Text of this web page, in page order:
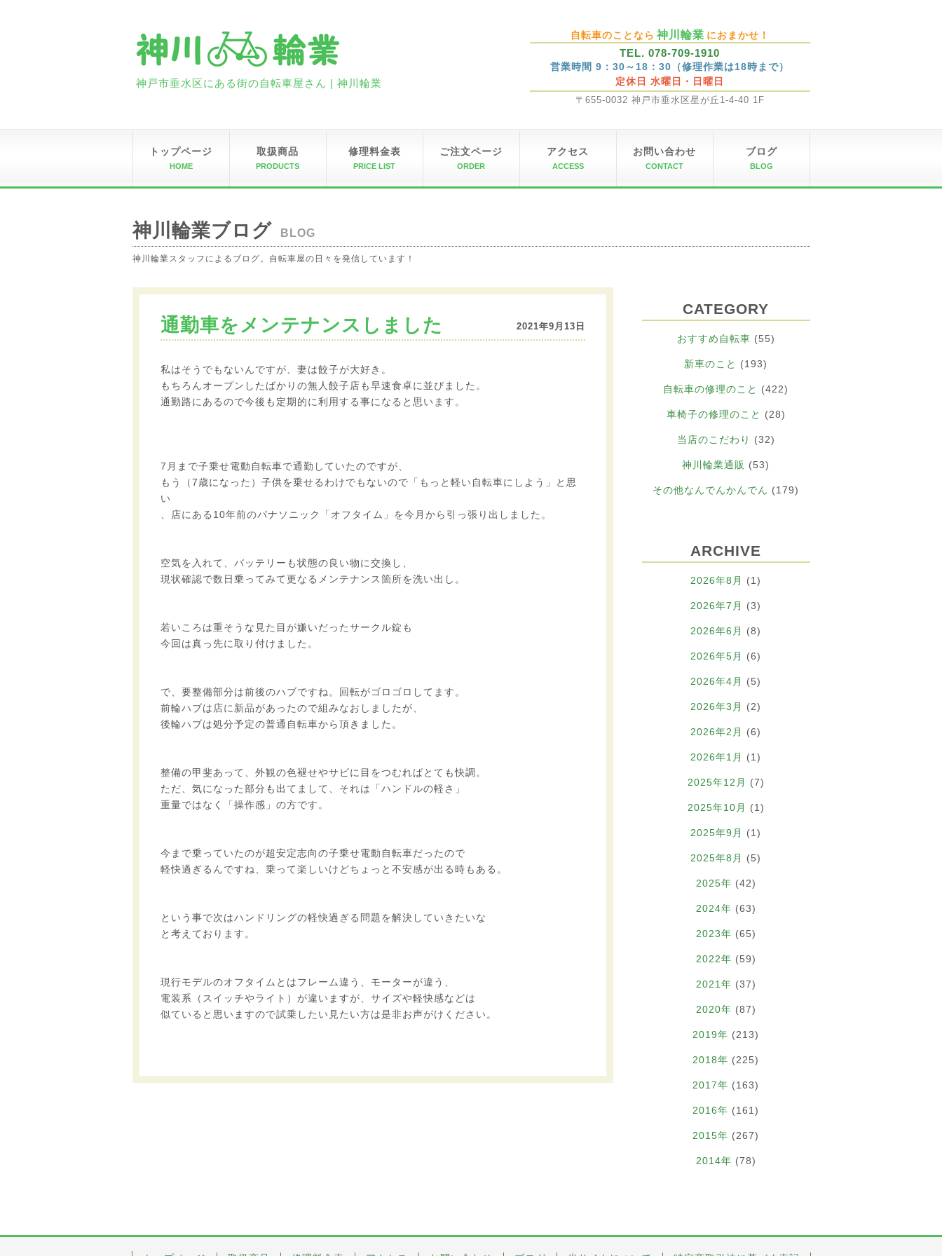
神戸市垂水区にある街の自転車屋さん | 神川輪業
自転車のことなら 神川輪業 におまかせ！
TEL. 078-709-1910
営業時間 9：30～18：30（修理作業は18時まで）
定休日 水曜日・日曜日
〒655-0032 神戸市垂水区星が丘1-4-40 1F
トップページ
HOME
取扱商品
PRODUCTS
修理料金表
PRICE LIST
ご注文ページ
ORDER
アクセス
ACCESS
お問い合わせ
CONTACT
ブログ
BLOG
神川輪業ブログ BLOG
神川輪業スタッフによるブログ。自転車屋の日々を発信しています！
通勤車をメンテナンスしました 2021年9月13日
私はそうでもないんですが、妻は餃子が大好き。
もちろんオープンしたばかりの無人餃子店も早速食卓に並びました。
通勤路にあるので今後も定期的に利用する事になると思います。
7月まで子乗せ電動自転車で通勤していたのですが、
もう（7歳になった）子供を乗せるわけでもないので「もっと軽い自転車にしよう」と思
い
、店にある10年前のパナソニック「オフタイム」を今月から引っ張り出しました。
空気を入れて、バッテリーも状態の良い物に交換し、
現状確認で数日乗ってみて更なるメンテナンス箇所を洗い出し。
若いころは重そうな見た目が嫌いだったサークル錠も
今回は真っ先に取り付けました。
で、要整備部分は前後のハブですね。回転がゴロゴロしてます。
前輪ハブは店に新品があったので組みなおしましたが、
後輪ハブは処分予定の普通自転車から頂きました。
整備の甲斐あって、外観の色褪せやサビに目をつむればとても快調。
ただ、気になった部分も出てまして、それは「ハンドルの軽さ」
重量ではなく「操作感」の方です。
今まで乗っていたのが超安定志向の子乗せ電動自転車だったので
軽快過ぎるんですね、乗って楽しいけどちょっと不安感が出る時もある。
という事で次はハンドリングの軽快過ぎる問題を解決していきたいな
と考えております。
現行モデルのオフタイムとはフレーム違う、モーターが違う、
電装系（スイッチやライト）が違いますが、サイズや軽快感などは
似ていると思いますので試乗したい見たい方は是非お声がけください。
CATEGORY
おすすめ自転車 (55)
新車のこと (193)
自転車の修理のこと (422)
車椅子の修理のこと (28)
当店のこだわり (32)
神川輪業通販 (53)
その他なんでんかんでん (179)
ARCHIVE
2026年8月 (1)
2026年7月 (3)
2026年6月 (8)
2026年5月 (6)
2026年4月 (5)
2026年3月 (2)
2026年2月 (6)
2026年1月 (1)
2025年12月 (7)
2025年10月 (1)
2025年9月 (1)
2025年8月 (5)
2025年 (42)
2024年 (63)
2023年 (65)
2022年 (59)
2021年 (37)
2020年 (87)
2019年 (213)
2018年 (225)
2017年 (163)
2016年 (161)
2015年 (267)
2014年 (78)